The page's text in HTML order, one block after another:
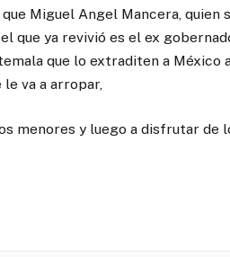
Miguel Angel Mancera, quien
que ya revivió es el ex
que lo extraditen a México
le va a arropar,
menores y luego a disfrutar de